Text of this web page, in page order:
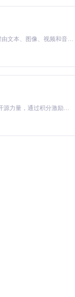
MiniMax H3 是一个通用的全模态生成系统。它支持对由文本、图像、视频和音频组成的多模态上下文进行统一理解，并能生成分辨率高达 2K、时长可达 15 秒的带原生立体声音频的视频。得益于面向任务泛化的系统设计，H3 在预训练阶段就已具备广泛的多模态上下文理解与生成能力，能够出色地执行复杂的多模态指令。
「源启盛夏」暑期校园开发者成长计划旨在激活校园开源力量，通过积分激励、认证扶持、资源倾斜等形式，引导高校组织和开发者完成「入驻 — 建项目 — 做贡献 — 获认证 — 得资源」的完整闭环。无论你是想带领社团入驻平台的组织者，还是希望用代码贡献证明自己的开发者，都能在这里找到属于你的成长路径。